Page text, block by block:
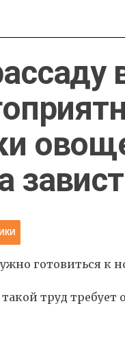
готовиться к
труд